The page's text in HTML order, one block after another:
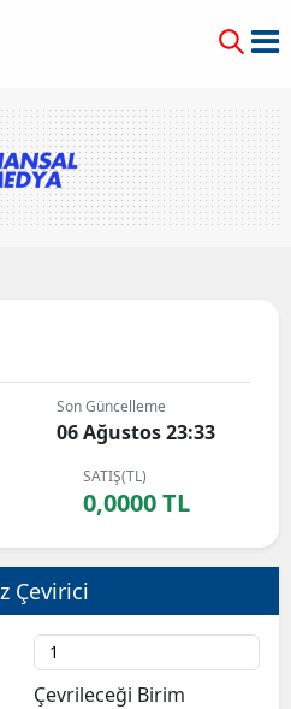
Son Güncelleme
06 Ağustos 23:33
SATIŞ(TL)
0,0000 TL
Çevirici
Çevrileceği Birim